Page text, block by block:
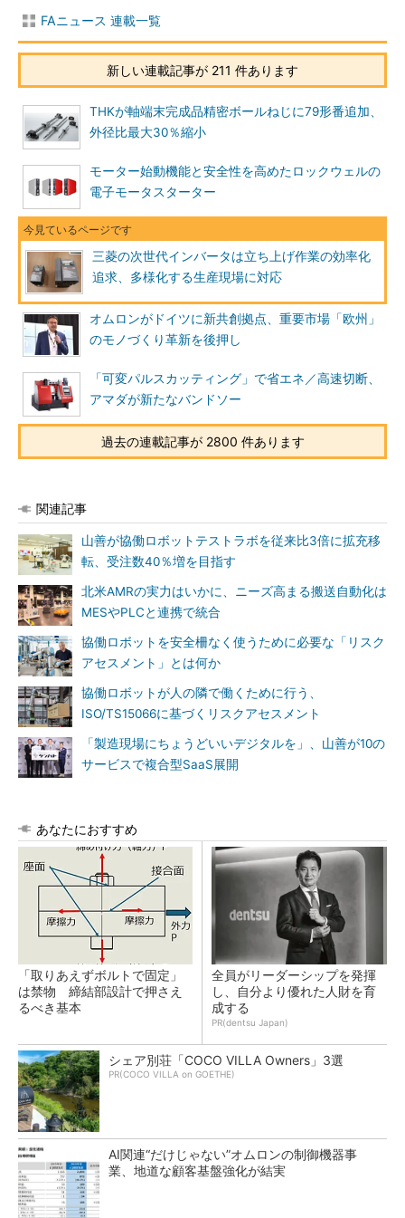
FAニュース 連載一覧
新しい連載記事が 211 件あります
THKが軸端末完成品精密ボールねじに79形番追加、
外径比最大30％縮小
モーター始動機能と安全性を高めたロックウェルの
電子モータスターター
三菱の次世代インバータは立ち上げ作業の効率化
追求、多様化する生産現場に対応
オムロンがドイツに新共創拠点、重要市場「欧州」
のモノづくり革新を後押し
「可変パルスカッティング」で省エネ／高速切断、
アマダが新たなバンドソー
過去の連載記事が 2800 件あります
関連記事
山善が協働ロボットテストラボを従来比3倍に拡充移
転、受注数40％増を目指す
北米AMRの実力はいかに、ニーズ高まる搬送自動化は
MESやPLCと連携で統合
協働ロボットを安全柵なく使うために必要な「リスク
アセスメント」とは何か
協働ロボットが人の隣で働くために行う、
ISO/TS15066に基づくリスクアセスメント
「製造現場にちょうどいいデジタルを」、山善が10の
サービスで複合型SaaS展開
あなたにおすすめ
「取りあえずボルトで固定」
は禁物 締結部設計で押さえ
るべき基本
全員がリーダーシップを発揮
し、自分より優れた人財を育
成する
PR(dentsu Japan)
シェア別荘「COCO VILLA Owners」3選
PR(COCO VILLA on GOETHE)
AI関連“だけじゃない”オムロンの制御機器事
業、地道な顧客基盤強化が結実